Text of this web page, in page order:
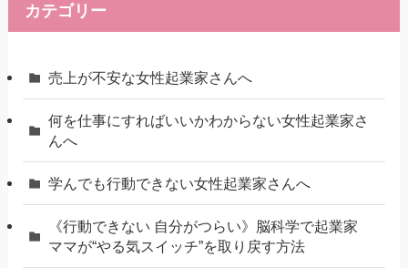
カテゴリー
売上が不安な女性起業家さんへ
何を仕事にすればいいかわからない女性起業家さ
んへ
学んでも行動できない女性起業家さんへ
《行動できない 自分がつらい》脳科学で起業家
ママが“やる気スイッチ”を取り戻す方法